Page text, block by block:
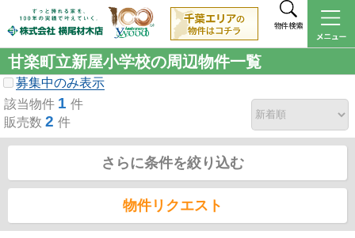
物件検索
甘楽町立新屋小学校の周辺物件一覧
募集中のみ表示
該当物件 1 件
販売数 2 件
さらに条件を絞り込む
物件リクエスト